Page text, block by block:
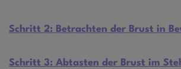
Schritt 2: Betrachten der Brust in
Schritt 3: Abtasten der Brust im